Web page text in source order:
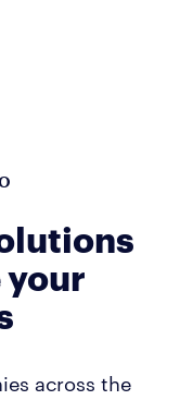
your
across the